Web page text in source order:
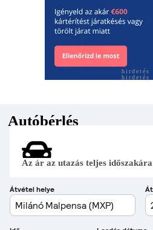
hirdetés
hirdetés
Autóbérlés
Az ár az utazás teljes